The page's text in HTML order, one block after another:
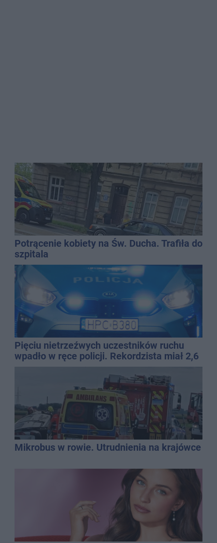
Potrącenie kobiety na Św. Ducha. Trafiła do
szpitala
Pięciu nietrzeźwych uczestników ruchu
wpadło w ręce policji. Rekordzista miał 2,6
Mikrobus w rowie. Utrudnienia na krajówce